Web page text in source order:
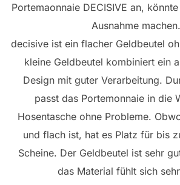
Portemaonnaie DECISIVE an,
Ausnahme machen.
decisive ist ein flacher Geldbeutel
kleine Geldbeutel kombiniert ein
Design mit guter Verarbeitung.
passt das Portemonnaie in die
Hosentasche ohne Probleme.
und flach ist, hat es Platz für bis
Scheine. Der Geldbeutel ist sehr
das Material fühlt sich